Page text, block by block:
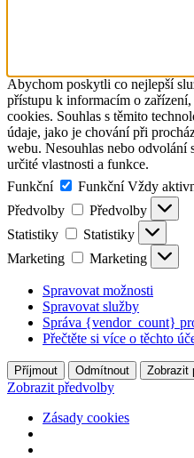
Abychom poskytli co nejlepší
přístupu k informacím o
cookies. Souhlas s těmito
údaje, jako je chování při
webu. Nesouhlas nebo
určité vlastnosti a funkce.
Funkční
Funkční Vždy
Předvolby
Předvolby
Statistiky
Statistiky
Marketing
Marketing
Spravovat možnosti
Spravovat služby
Správa {vendor_count}
Přečtěte si více o těchto
Příjmout Odmítnout Zobrazit
Zobrazit předvolby
Zásady cookies